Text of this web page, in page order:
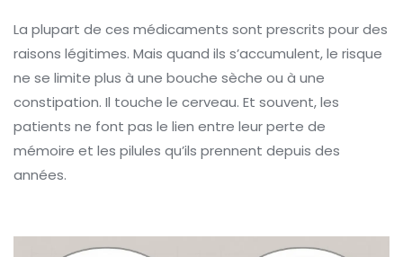
La plupart de ces médicaments sont prescrits pour des
raisons légitimes. Mais quand ils s’accumulent, le risque
ne se limite plus à une bouche sèche ou à une
constipation. Il touche le cerveau. Et souvent, les
patients ne font pas le lien entre leur perte de
mémoire et les pilules qu’ils prennent depuis des
années.